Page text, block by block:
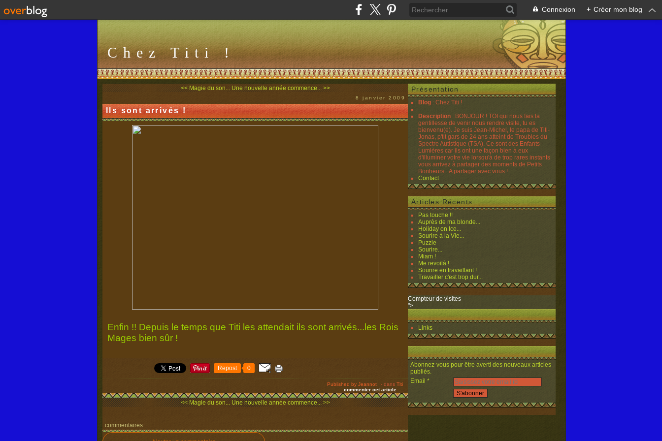
Connexion + Créer mon blog
Chez Titi !
<< Magie du son... Une nouvelle année commence... >>
8 janvier 2009
Ils sont arrivés !
Enfin !! Depuis le temps que Titi les attendait ils sont arrivés...les Rois
Mages bien sûr !
Repost 0
Published by Jeannot - dans Titi
commenter cet article
<< Magie du son... Une nouvelle année commence... >>
commentaires
Présentation
Blog : Chez Titi !
Description : BONJOUR ! TOI qui nous fais la
gentillesse de venir nous rendre visite, tu es
bienvenu(e). Je suis Jean-Michel, le papa de Titi-
Jonas, p'tit gars de 24 ans atteint de Troubles du
Spectre Autistique (TSA). Ce sont des Enfants-
Lumières car ils ont une façon bien à eux
d'illuminer votre vie lorsqu'à de trop rares instants
vous arrivez à partager des moments de Petits
Bonheurs...A partager avec vous !
Contact
Articles Récents
Pas touche !!
Auprès de ma blonde...
Holiday on Ice...
Sourire à la Vie...
Puzzle
Sourire...
Miam !
Me revoilà !
Sourire en travaillant !
Travailler c'est trop dur...
Compteur de visites
">
Links
Abonnez-vous pour être averti des nouveaux articles
publiés.
Email